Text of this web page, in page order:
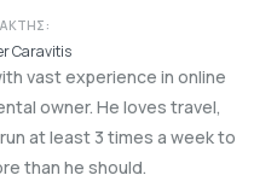
Caravitis
vast experience in online
owner. He loves travel,
at least 3 times a week to
than he should.